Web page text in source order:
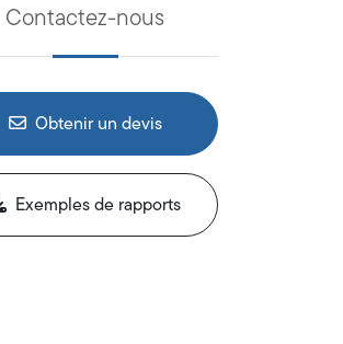
Contactez-nous
Obtenir un devis
Exemples de rapports